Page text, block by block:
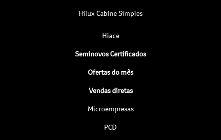
Hilux Cabine Simples
Hiace
Seminovos Certificados
Ofertas do mês
Vendas diretas
Microempresas
PCD